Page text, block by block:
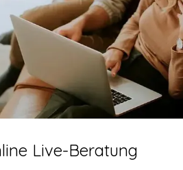
Live-Beratung